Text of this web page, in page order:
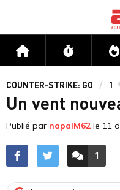
Accueil Flux
COUNTER-STRIKE: GO 1
Un vent
Publié par napalM62 le 11
1